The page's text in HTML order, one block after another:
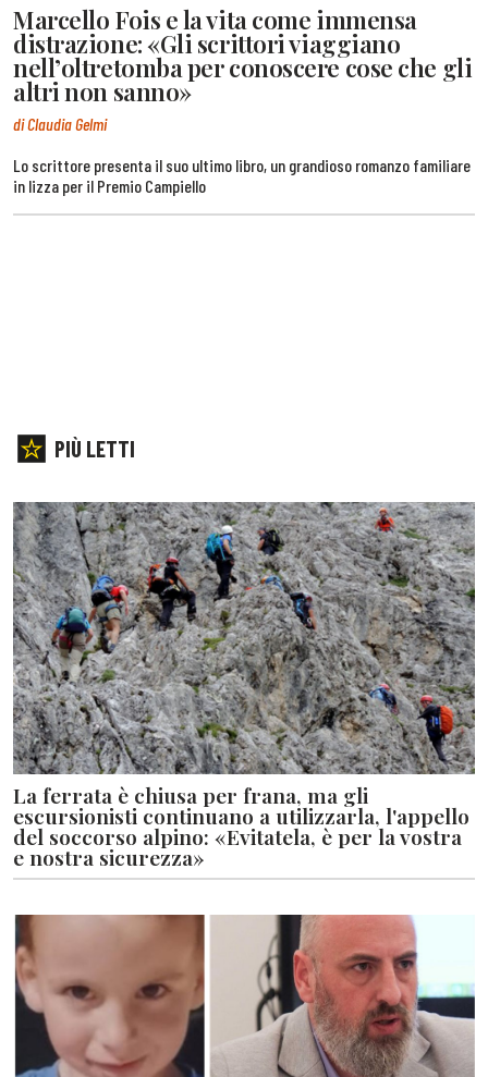
Marcello Fois e la vita come immensa
distrazione: «Gli scrittori viaggiano
nell’oltretomba per conoscere cose che gli
altri non sanno»
di Claudia Gelmi
Lo scrittore presenta il suo ultimo libro, un grandioso romanzo familiare
in lizza per il Premio Campiello
PIÙ LETTI
La ferrata è chiusa per frana, ma gli
escursionisti continuano a utilizzarla, l'appello
del soccorso alpino: «Evitatela, è per la vostra
e nostra sicurezza»